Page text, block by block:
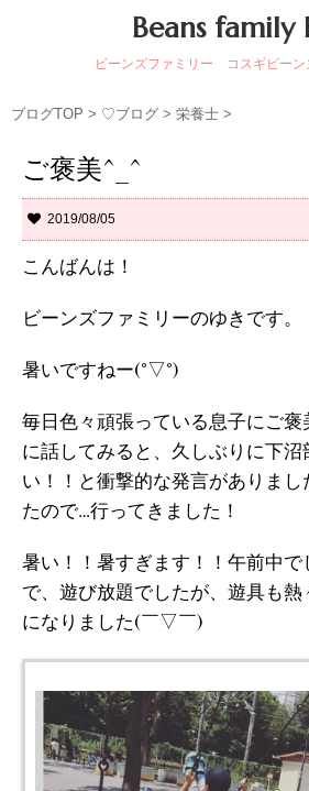
Beans family
ビーンズファミリー コスギビーン
ブログTOP > ♡ブログ > 栄養士 >
ご褒美^_^
2019/08/05
こんばんは！
ビーンズファミリーのゆきです。
暑いですねー(°▽°)
毎日色々頑張っている息子にご
に話してみると、久しぶりに下沼
い！！と衝撃的な発言がありま
たので…行ってきました！
暑い！！暑すぎます！！午前中で
で、遊び放題でしたが、遊具も熱
になりました(￣▽￣)